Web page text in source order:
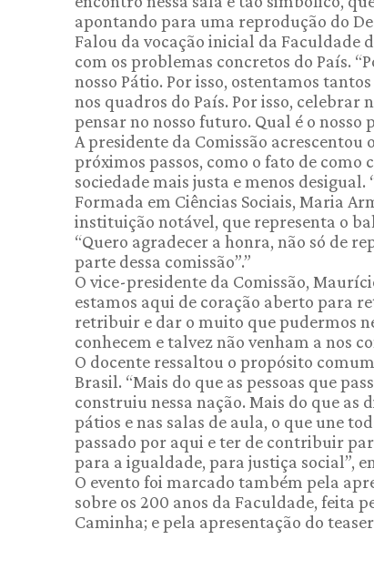
apontando para uma reprodução do
Falou da vocação inicial da Faculdade
com os problemas concretos do País.
nosso Pátio. Por isso, ostentamos
nos quadros do País. Por isso, celebrar
pensar no nosso futuro. Qual é o nosso
A presidente da Comissão
próximos passos, como o fato de
sociedade mais justa e menos
Formada em Ciências Sociais, Maria
instituição notável, que representa o
“Quero agradecer a honra, não só de
parte dessa comissão”.”
O vice-presidente da Comissão,
estamos aqui de coração aberto para
retribuir e dar o muito que pudermos
conhecem e talvez não venham a nos
O docente ressaltou o propósito
Brasil. “Mais do que as pessoas que
construiu nessa nação. Mais do que as
pátios e nas salas de aula, o que une
passado por aqui e ter de contribuir
para a igualdade, para justiça social”,
O evento foi marcado também pela
sobre os 200 anos da Faculdade, feita
Caminha; e pela apresentação do